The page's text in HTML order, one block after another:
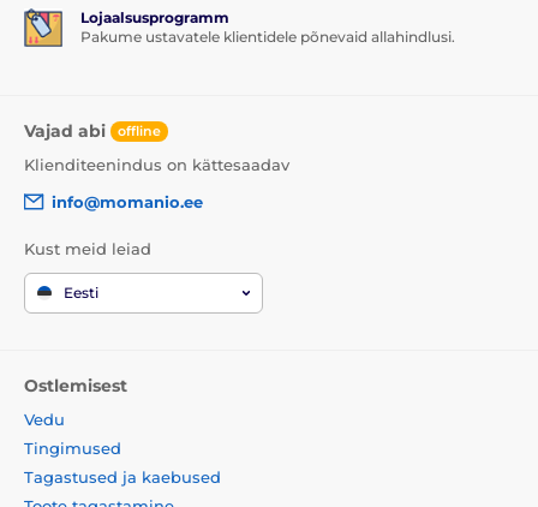
Lojaalsusprogramm
Pakume ustavatele klientidele põnevaid allahindlusi.
Vajad abi offline
Klienditeenindus on kättesaadav
info@momanio.ee
Kust meid leiad
Eesti
Ostlemisest
Vedu
Tingimused
Tagastused ja kaebused